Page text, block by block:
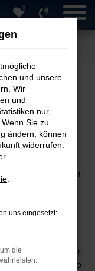
0
kaufen
für
Ihren
zu kaufen? Wir
bereits seit
und
Angebot.
andere Städte
Sie sich für
Familienbetrieb
und unsere
Wir
und
nur,
Sie zu
ändern, können
widerrufen.
uns eingesetzt:
die